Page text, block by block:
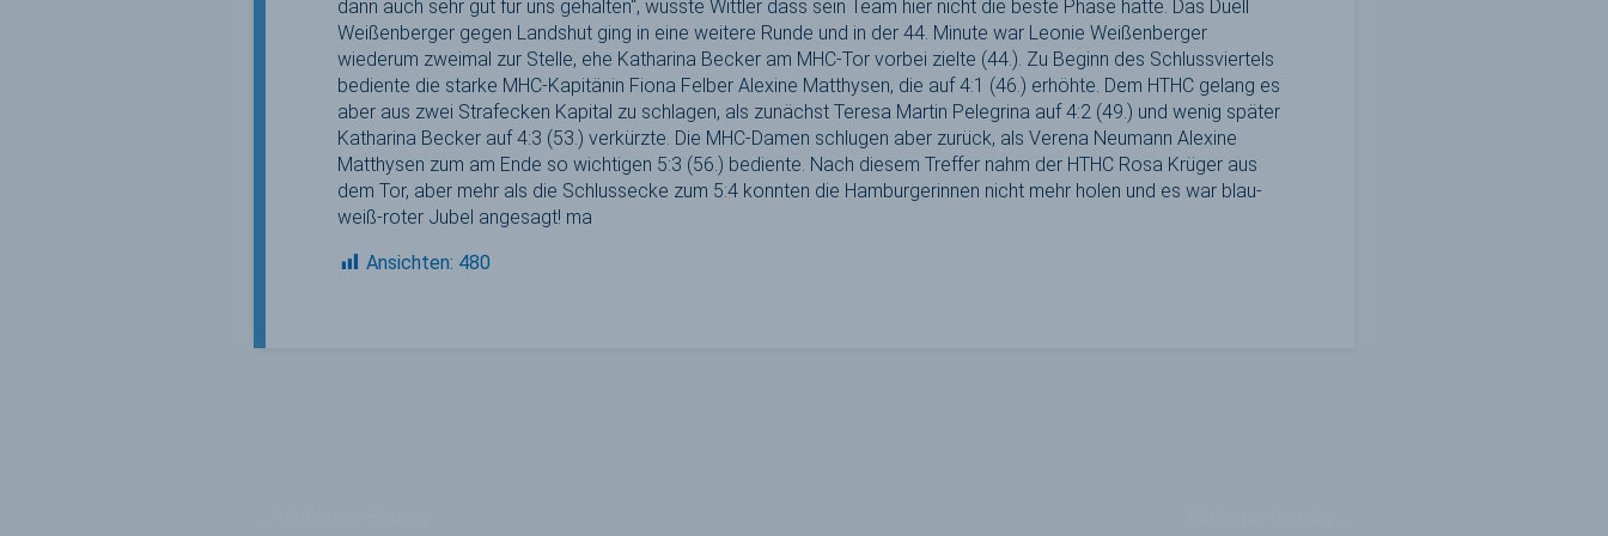
dann auch sehr gut für uns gehalten“, wusste Wittler dass sein Team hier nicht die beste Phase hatte. Das Duell
Weißenberger gegen Landshut ging in eine weitere Runde und in der 44. Minute war Leonie Weißenberger
wiederum zweimal zur Stelle, ehe Katharina Becker am MHC-Tor vorbei zielte (44.). Zu Beginn des Schlussviertels
bediente die starke MHC-Kapitänin Fiona Felber Alexine Matthysen, die auf 4:1 (46.) erhöhte. Dem HTHC gelang es
aber aus zwei Strafecken Kapital zu schlagen, als zunächst Teresa Martin Pelegrina auf 4:2 (49.) und wenig später
Katharina Becker auf 4:3 (53.) verkürzte. Die MHC-Damen schlugen aber zurück, als Verena Neumann Alexine
Matthysen zum am Ende so wichtigen 5:3 (56.) bediente. Nach diesem Treffer nahm der HTHC Rosa Krüger aus
dem Tor, aber mehr als die Schlussecke zum 5:4 konnten die Hamburgerinnen nicht mehr holen und es war blau-
weiß-roter Jubel angesagt! ma
Ansichten: 480